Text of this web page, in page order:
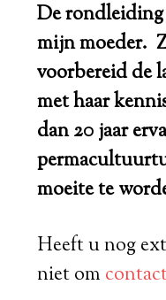
De
mijn moeder.
voorbereid de
met haar
dan 20 jaar
moeite te
Heeft u nog
niet om contact